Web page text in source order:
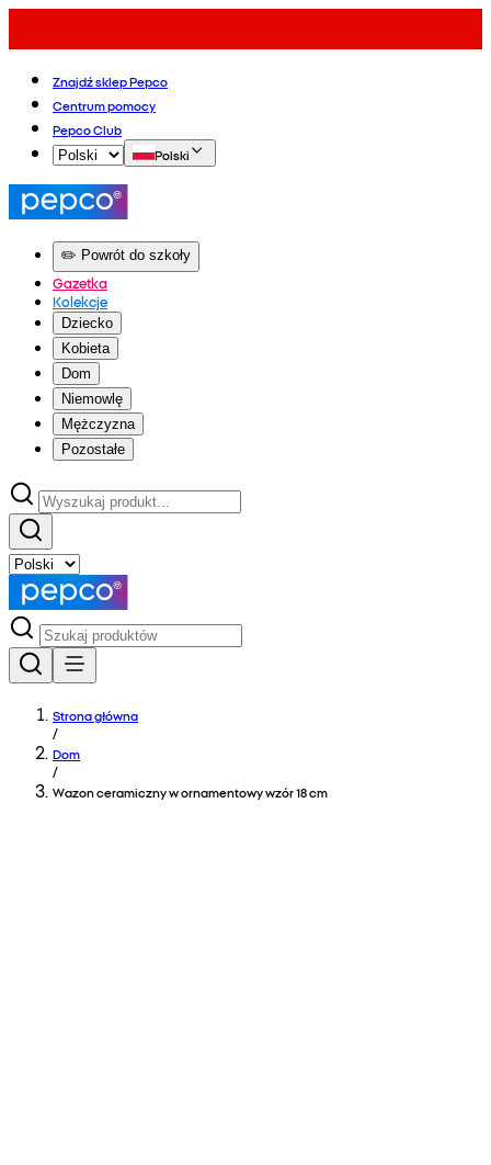
Znajdź sklep Pepco
Centrum pomocy
Pepco Club
Polski
✏️ Powrót do szkoły
Gazetka
Kolekcje
Dziecko
Kobieta
Dom
Niemowlę
Mężczyzna
Pozostałe
Strona główna
/
Dom
/
Wazon ceramiczny w ornamentowy wzór 18 cm